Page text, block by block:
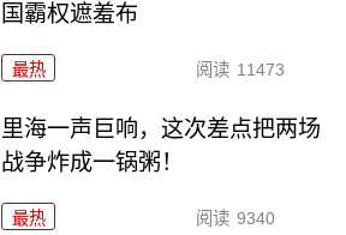
国霸权遮羞布
最热 阅读 11473
里海一声巨响，这次差点把两场
战争炸成一锅粥！
最热 阅读 9340